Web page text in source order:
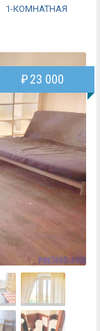
1-КОМНАТНАЯ
₽23 000